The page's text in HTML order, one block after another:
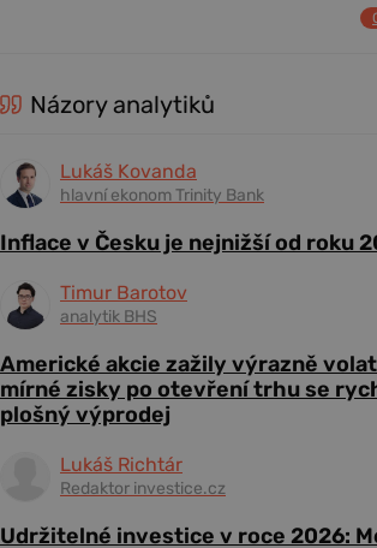
Názory analytiků
Lukáš Kovanda
hlavní ekonom Trinity Bank
Inflace v Česku je nejnižší od roku
Timur Barotov
analytik BHS
Americké akcie zažily výrazně
mírné zisky po otevření trhu se
plošný výprodej
Lukáš Richtár
Redaktor investice.cz
Udržitelné investice v roce 2026: